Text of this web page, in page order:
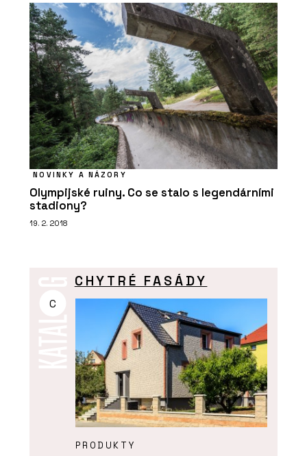
NOVINKY A NÁZORY
Olympijské ruiny. Co se stalo s legendárními
stadiony?
19. 2. 2018
C
CHYTRÉ FASÁDY
PRODUKTY